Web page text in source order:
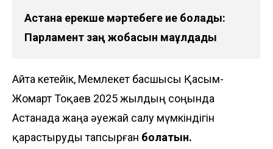
Астана ерекше мәртебеге ие болады:
Парламент заң жобасын мақұлдады
Айта кетейік, Мемлекет басшысы Қасым-
Жомарт Тоқаев 2025 жылдың соңында
Астанада жаңа әуежай салу мүмкіндігін
қарастыруды тапсырған болатын.